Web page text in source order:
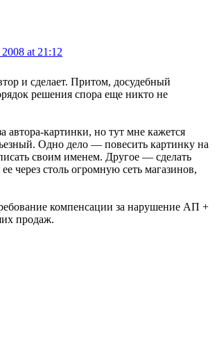
at 21:12
и сделает. Притом, досудебный
решения спора еще никто не
автора-картинки, но тут мне кажется
Одно дело — повесить картинку на
своим именем. Другое — сделать
через столь огромную сеть магазинов,
компенсации за нарушение АП +
продаж.